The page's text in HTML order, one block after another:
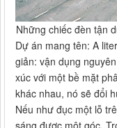
Những chiếc đèn tận
Dự án mang tên: A
giản: vận dụng
xúc với một bề mặt
khác nhau, nó sẽ đổi
Nếu như đục một lỗ